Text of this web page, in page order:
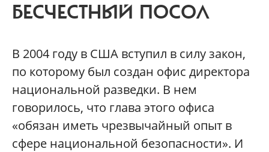
БЕСЧЕСТНЫЙ ПОСОЛ
В 2004 году в США вступил в силу закон,
по которому был создан офис директора
национальной разведки. В нем
говорилось, что глава этого офиса
«обязан иметь чрезвычайный опыт в
сфере национальной безопасности». И